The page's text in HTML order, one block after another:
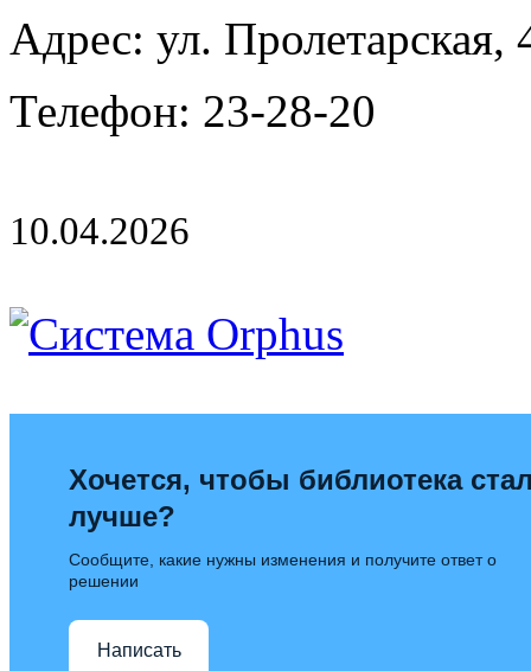
Адрес: ул. Пролетарская,
Телефон: 23-28-20
10.04.2026
Хочется, чтобы библиотека
лучше?
Сообщите, какие нужны изменения и получите ответ о
решении
Написать